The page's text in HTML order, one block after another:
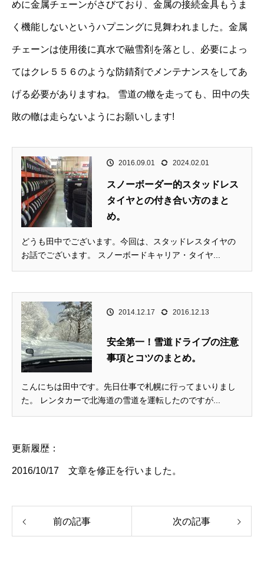
めに金属チェーンがさびており、金属の接続金具もうま
く機能しないというハプニングに見舞われました。金属
チェーンは使用後に真水で融雪剤を落とし、必要によっ
てはクレ５５６のような防錆剤でメンテナンスをしてあ
げる必要がありますね。 雪道の轍を走っても、田中の失
敗の轍は走らないようにお願いします!
2016.09.01 2024.02.01
スノーボーダー的スタッドレス
タイヤとの付き合い方のまと
め。
どうも田中でございます。今回は、スタッドレスタイヤの
お話でございます。 スノーボードキャリア・タイヤ...
2014.12.17 2016.12.13
安全第一！雪道ドライブの注意
事項とコツのまとめ。
こんにちは田中です。先日仕事で札幌に行ってまいりまし
た。 レンタカーで北海道の雪道を運転したのですが...
更新履歴：
2016/10/17 文章を修正を行いました。
前の記事 次の記事